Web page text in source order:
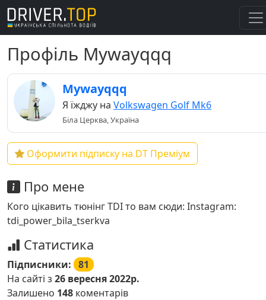
Профіль Mywayqqq
Mywayqqq
Я їжджу на Volkswagen Golf Mk6
Біла Церква, Україна
Оформити підписку на DT Преміум
Про мене
Кого цікавить тюнінг TDI то вам сюди: Instagram:
tdi_power_bila_tserkva
Статистика
Підписники: 81
На сайті з 26 вересня 2022р.
Залишено 148 коментарів